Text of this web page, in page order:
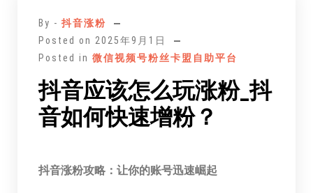
By - 抖音涨粉
Posted on 2025年9月1日
Posted in 微信视频号粉丝卡盟自助平台
抖音应该怎么玩涨粉_抖
音如何快速增粉？
抖音涨粉攻略：让你的账号迅速崛起